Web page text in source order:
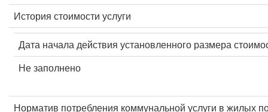
История стоимости услуги
Дата начала действия установленного размера
Не заполнено
Норматив потребления коммунальной услуги в жилых